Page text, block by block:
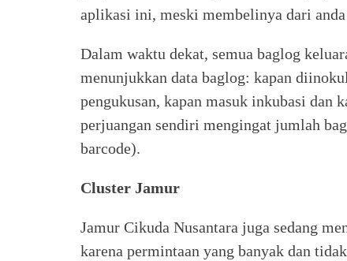
aplikasi ini, meski membelinya dari
Dalam waktu dekat, semua baglog
menunjukkan data baglog: kapan
pengukusan, kapan masuk inkubasi dan
perjuangan sendiri mengingat jumlah
barcode).
Cluster Jamur
Jamur Cikuda Nusantara juga sedang
karena permintaan yang banyak dan